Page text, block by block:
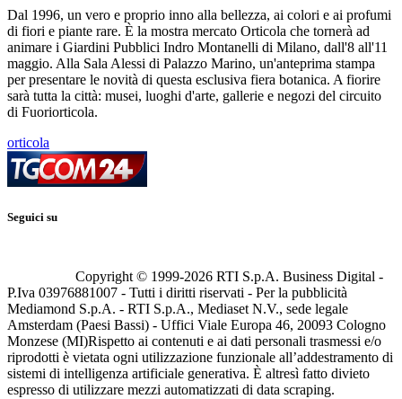
Dal 1996, un vero e proprio inno alla bellezza, ai colori e ai profumi
di fiori e piante rare. È la mostra mercato Orticola che tornerà ad
animare i Giardini Pubblici Indro Montanelli di Milano, dall'8 all'11
maggio. Alla Sala Alessi di Palazzo Marino, un'anteprima stampa
per presentare le novità di questa esclusiva fiera botanica. A fiorire
sarà tutta la città: musei, luoghi d'arte, gallerie e negozi del circuito
di Fuoriorticola.
orticola
Seguici su
Copyright © 1999-2026 RTI S.p.A. Business Digital -
P.Iva 03976881007 - Tutti i diritti riservati - Per la pubblicità
Mediamond S.p.A. - RTI S.p.A., Mediaset N.V., sede legale
Amsterdam (Paesi Bassi) - Uffici Viale Europa 46, 20093 Cologno
Monzese (MI)Rispetto ai contenuti e ai dati personali trasmessi e/o
riprodotti è vietata ogni utilizzazione funzionale all’addestramento di
sistemi di intelligenza artificiale generativa. È altresì fatto divieto
espresso di utilizzare mezzi automatizzati di data scraping.